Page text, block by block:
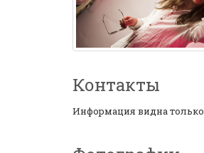
Контакты
Информация видна только